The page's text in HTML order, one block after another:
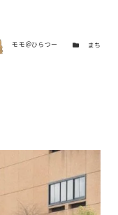
モモ＠ひらつー カテゴリー
まち